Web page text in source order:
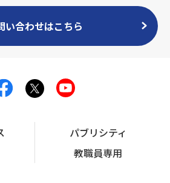
い合わせはこちら
パブリシティ
教職員専用